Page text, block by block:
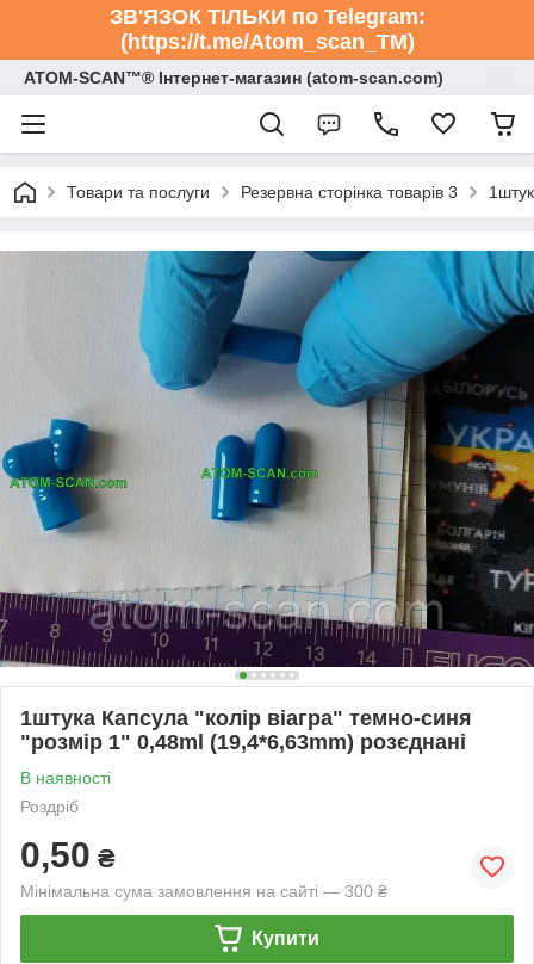
ЗВ'ЯЗОК ТІЛЬКИ по Telegram:
(https://t.me/Atom_scan_TM)
ATOM-SCAN™® Інтернет-магазин (atom-scan.com)
Товари та послуги Резервна сторінка товарів 3
1штука Капсула "колір віагра" темно-синя
"розмір 1" 0,48ml (19,4*6,63mm) розєднані
В наявності
Роздріб
0,50 ₴
Мінімальна сума замовлення на сайті — 300 ₴
Купити